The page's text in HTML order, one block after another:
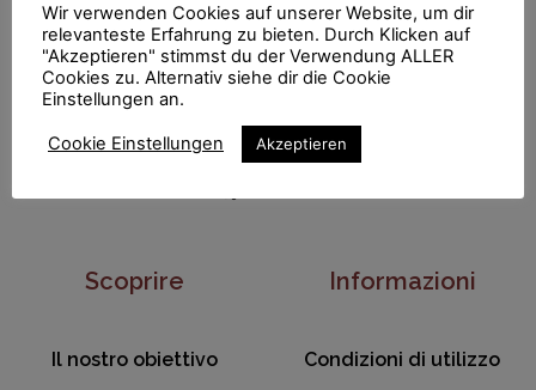
Scoprire
Il nostro obiettivo
Informazioni
Condizioni di utilizzo
Wir verwenden Cookies auf unserer Website, um dir
relevanteste Erfahrung zu bieten. Durch Klicken auf
"Akzeptieren" stimmst du der Verwendung ALLER
Cookies zu. Alternativ siehe dir die Cookie
Einstellungen an.
Cookie Einstellungen Akzeptieren